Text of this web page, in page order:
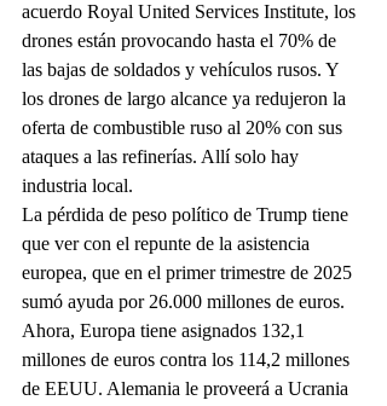
acuerdo Royal United Services Institute, los
drones están provocando hasta el 70% de
las bajas de soldados y vehículos rusos. Y
los drones de largo alcance ya redujeron la
oferta de combustible ruso al 20% con sus
ataques a las refinerías. Allí solo hay
industria local.
La pérdida de peso político de Trump tiene
que ver con el repunte de la asistencia
europea, que en el primer trimestre de 2025
sumó ayuda por 26.000 millones de euros.
Ahora, Europa tiene asignados 132,1
millones de euros contra los 114,2 millones
de EEUU. Alemania le proveerá a Ucrania